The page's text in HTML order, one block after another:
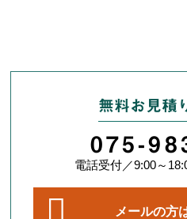
無料お見積
075-
電話受付／9:00～
メールの方